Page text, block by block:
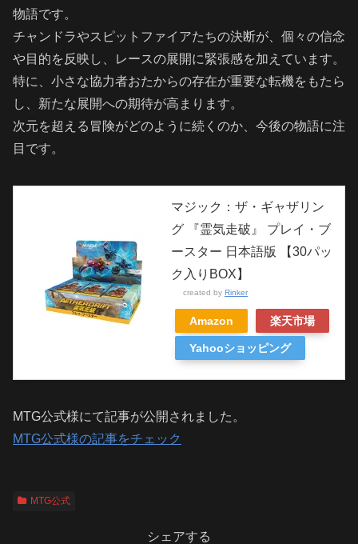
物語です。
チャンドラやスピットファイアたちの決断が、個々の信念
や目的を反映し、レースの展開に緊張感を加えています。
特に、小さな協力者おたからの存在が重要な転機をもたら
し、新たな展開への期待が高まります。
次元を超える冒険がどのように続くのか、今後の物語に注
目です。
マジック：ザ・ギャザリン
グ 『霊気走破』 プレイ・ブ
ースター 日本語版 【30パッ
ク入りBOX】
created by Rinker
Amazon 楽天市場
Yahooショッピング
MTG公式様にて記事が公開されました。
MTG公式様の記事をチェック
MTG公式
シェアする